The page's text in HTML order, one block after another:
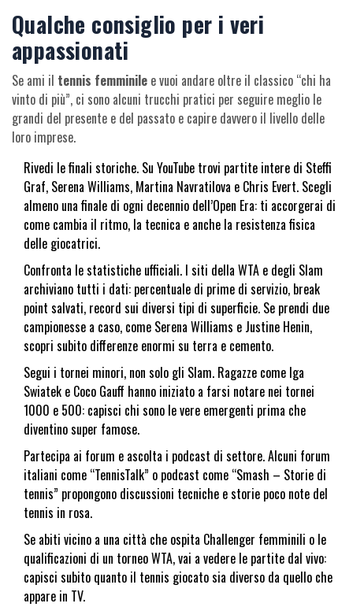
Qualche consiglio per i veri
appassionati
Se ami il tennis femminile e vuoi andare oltre il classico “chi ha
vinto di più”, ci sono alcuni trucchi pratici per seguire meglio le
grandi del presente e del passato e capire davvero il livello delle
loro imprese.
Rivedi le finali storiche. Su YouTube trovi partite intere di Steffi
Graf, Serena Williams, Martina Navratilova e Chris Evert. Scegli
almeno una finale di ogni decennio dell’Open Era: ti accorgerai di
come cambia il ritmo, la tecnica e anche la resistenza fisica
delle giocatrici.
Confronta le statistiche ufficiali. I siti della WTA e degli Slam
archiviano tutti i dati: percentuale di prime di servizio, break
point salvati, record sui diversi tipi di superficie. Se prendi due
campionesse a caso, come Serena Williams e Justine Henin,
scopri subito differenze enormi su terra e cemento.
Segui i tornei minori, non solo gli Slam. Ragazze come Iga
Swiatek e Coco Gauff hanno iniziato a farsi notare nei tornei
1000 e 500: capisci chi sono le vere emergenti prima che
diventino super famose.
Partecipa ai forum e ascolta i podcast di settore. Alcuni forum
italiani come “TennisTalk” o podcast come “Smash – Storie di
tennis” propongono discussioni tecniche e storie poco note del
tennis in rosa.
Se abiti vicino a una città che ospita Challenger femminili o le
qualificazioni di un torneo WTA, vai a vedere le partite dal vivo:
capisci subito quanto il tennis giocato sia diverso da quello che
appare in TV.